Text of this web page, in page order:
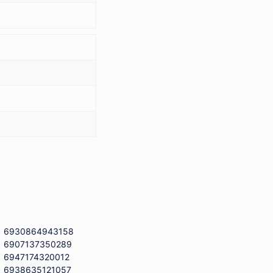
6930864943158
6907137350289
6947174320012
6938635121057